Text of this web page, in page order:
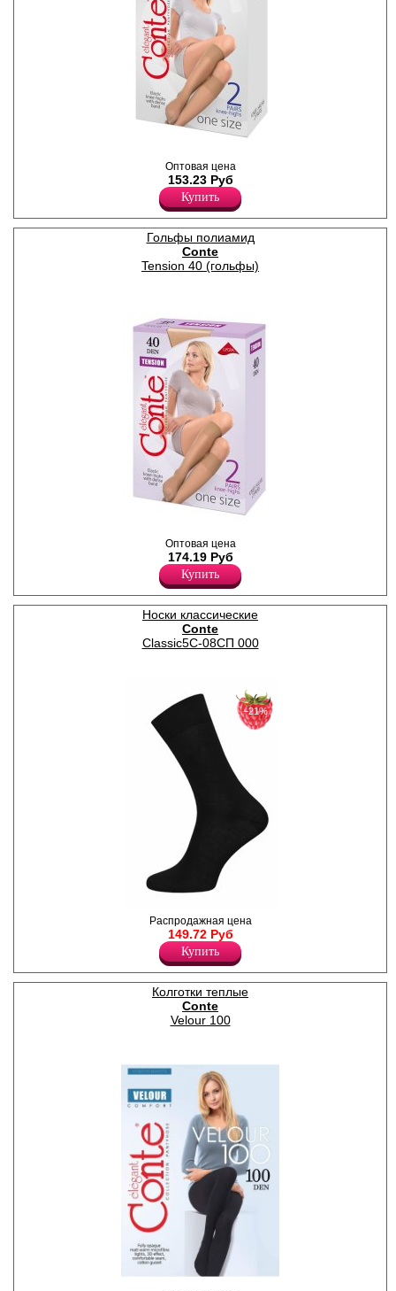
Гольфы женские плотностью
20den, тонкие, эластичные,
полуматовые, классических
оттенков. Комфортная
резинка шириной 3см
обеспечивает эффективное
удержание без
передавливания.
Невидимый прозрачный
каждый день. Идеально
сочетаются с любой обувью
(классические туфли,
кроссовки, лоферы,
ботинки), позволяя
создавать различные
образы в стиле casual,
country, city. Незаменимый
элемент в любое время года.
Универсальный размер. В
упаковке 2 пары одного
Плотность 20ден
Полиамид 83%
Эластан 17%
Оптовая цена
153.23 Руб
Купить
Гольфы полиамид
Conte
Tension 40 (гольфы)
Гольфы женские плотностью
40den, тонкие, эластичные,
полуматовые, классических
оттенков. Комфортная
резинка шириной 3см
обеспечивает эффективное
удержание без
передавливания.
Невидимый прозрачный
комфортная модель на
каждый день. Идеально
сочетаются с любой обувью
(классические туфли,
кроссовки, лоферы,
ботинки), позволяя
создавать различные
образы в стиле casual,
country, city. Незаменимый
элемент в любое время года.
Универсальный размер. В
упаковке 2 пары одного
Плотность 40ден
Полиамид 83%
Эластан 17%
Оптовая цена
174.19 Руб
Купить
Носки классические
Conte
Classic5C-08СП 000
Носки мужские классические
однотонные, удобная
широкая резинка.
Лайкра 5%
Полиамид 20%
Хлопок 75%
−21%
Распродажная цена
149.72 Руб
Купить
Колготки теплые
Conte
Velour 100